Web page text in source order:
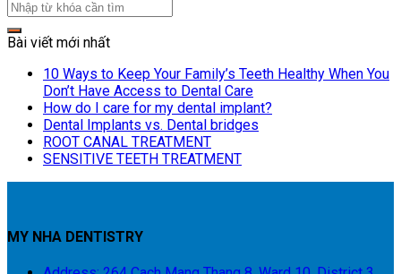
Bài viết mới nhất
10 Ways to Keep Your Family’s Teeth Healthy When You
Don’t Have Access to Dental Care
How do I care for my dental implant?
Dental Implants vs. Dental bridges
ROOT CANAL TREATMENT
SENSITIVE TEETH TREATMENT
MY NHA DENTISTRY